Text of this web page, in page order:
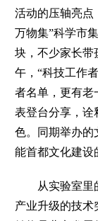
活动的压轴亮点
万物集”科学市
块，不少家长带
午，“科技工作
者名单，更有老
表登台分享，诠
色。同期举办的
能首都文化建设
从实验室里的
产业升级的技术